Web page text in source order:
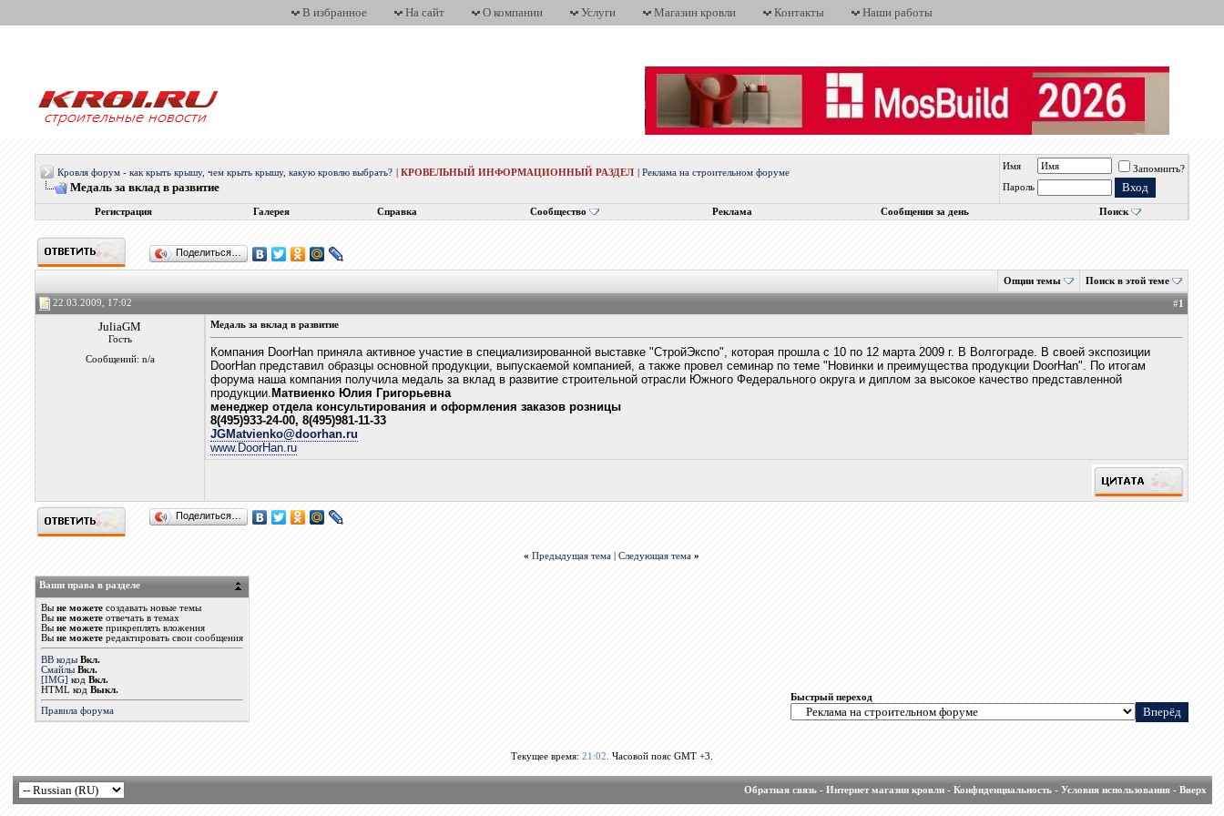
В избранное На сайт О компании Услуги Магазин кровли Контакты Наши работы
Кровля форум - как крыть крышу, чем крыть крышу, какую кровлю выбрать? |КРОВЕЛЬНЫЙ ИНФОРМАЦИОННЫЙ РАЗДЕЛ |Реклама на строительном форуме
Медаль за вклад в развитие
Имя
Запомнить?
Пароль
Регистрация Галерея Справка Сообщество Реклама Сообщения за день Поиск
Поделиться…
Опции темы Поиск в этой теме
22.03.2009, 17:02 #1
JuliaGM
Гость
Сообщений: n/a
Медаль за вклад в развитие
Компания DoorHan приняла активное участие в специализированной выставке "СтройЭкспо", которая прошла с 10 по 12 марта 2009 г. В Волгограде. В своей экспозиции
DoorHan представил образцы основной продукции, выпускаемой компанией, а также провел семинар по теме "Новинки и преимущества продукции DoorHan". По итогам
форума наша компания получила медаль за вклад в развитие строительной отрасли Южного Федерального округа и диплом за высокое качество представленной
продукции. Матвиенко Юлия Григорьевна
менеджер отдела консультирования и оформления заказов розницы
8(495)933-24-00, 8(495)981-11-33
JGMatvienko@doorhan.ru
www.DoorHan.ru
Поделиться…
« Предыдущая тема |Следующая тема »
Ваши права в разделе
Выне можете создавать новые темы
Выне можете отвечать в темах
Выне можете прикреплять вложения
Выне можете редактировать свои сообщения
BB коды Вкл.
Смайлы Вкл.
[IMG] кодВкл.
HTML кодВыкл.
Правила форума
Быстрый переход
Текущее время: 21:02 . Часовой пояс GMT +3.
Обратная связь- Интернет магазин кровли- Конфиденциальность- Условия использования- Вверх